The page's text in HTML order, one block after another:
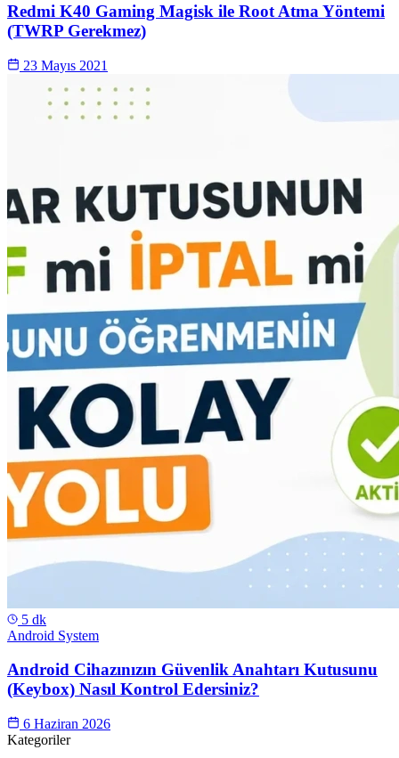
Redmi K40 Gaming Magisk ile Root Atma Yöntemi
(TWRP Gerekmez)
23 Mayıs 2021
5 dk
Android System
Android Cihazınızın Güvenlik Anahtarı Kutusunu
(Keybox) Nasıl Kontrol Edersiniz?
6 Haziran 2026
Kategoriler